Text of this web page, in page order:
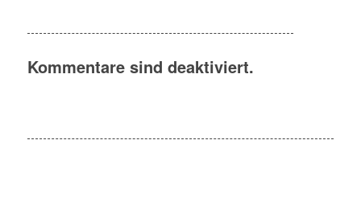
Kommentare sind deaktiviert.